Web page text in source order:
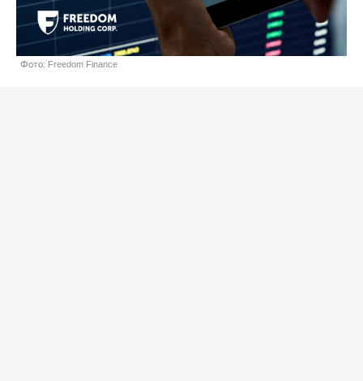
Фото: Freedom Finance